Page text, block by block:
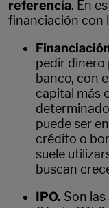
referencia. En
financiación con
pedir dinero
banco, con
capital más
puede ser
crédito o
suele
buscan
IPO. Son las